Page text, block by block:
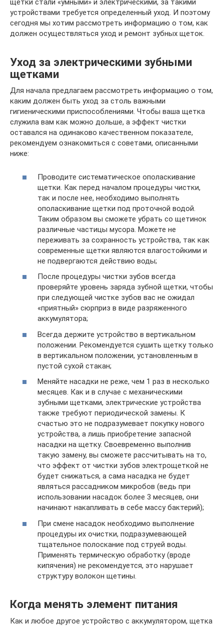
щетки стали «умными» и электрическими, за такими
устройствами требуется определенный уход. И поэтому
сегодня мы хотим рассмотреть информацию о том, как
должен осуществляться уход и ремонт зубных щеток.
Уход за электрическими зубными
щетками
Для начала предлагаем рассмотреть информацию о том,
каким должен быть уход за столь важными
гигиеническими приспособлениями. Чтобы ваша щетка
служила вам как можно дольше, а эффект чистки
оставался на одинаково качественном показателе,
рекомендуем ознакомиться с советами, описанными
ниже:
Проводите систематическое ополаскивание
щетки. Как перед началом процедуры чистки,
так и после нее, необходимо выполнять
ополаскивание щетки под проточной водой.
Таким образом вы сможете убрать со щетинок
различные частицы мусора. Можете не
переживать за сохранность устройства, так как
современные щетки являются влагостойкими и
не подвергаются действию воды;
После процедуры чистки зубов всегда
проверяйте уровень заряда зубной щетки, чтобы
при следующей чистке зубов вас не ожидал
«приятный» сюрприз в виде разряженного
аккумулятора;
Всегда держите устройство в вертикальном
положении. Рекомендуется сушить щетку только
в вертикальном положении, установленным в
пустой сухой стакан;
Меняйте насадки не реже, чем 1 раз в несколько
месяцев. Как и в случае с механическими
зубными щетками, электрические устройства
также требуют периодической замены. К
счастью это не подразумевает покупку нового
устройства, а лишь приобретение запасной
насадки на щетку. Своевременно выполнив
такую замену, вы сможете рассчитывать на то,
что эффект от чистки зубов электрощеткой не
будет снижаться, а сама насадка не будет
являться рассадником микробов (ведь при
использовании насадок более 3 месяцев, они
начинают накапливать в себе массу бактерий);
При смене насадок необходимо выполнение
процедуры их очистки, подразумевающей
тщательное полоскание под струей воды.
Применять термическую обработку (вроде
кипячения) не рекомендуется, это нарушает
структуру волокон щетины.
Когда менять элемент питания
Как и любое другое устройство с аккумулятором, щетка